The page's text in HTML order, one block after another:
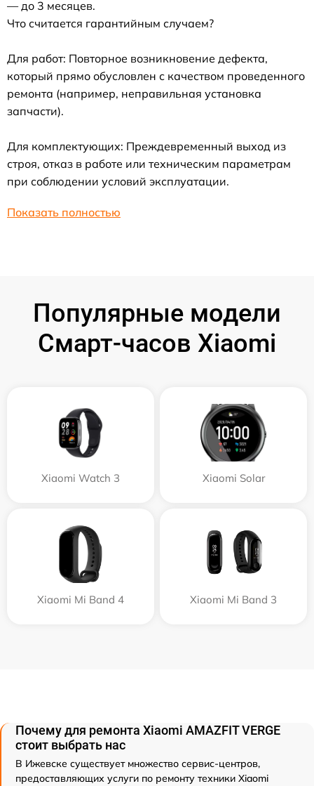
— до 3 месяцев.
Что считается гарантийным случаем?
Для работ: Повторное возникновение дефекта,
который прямо обусловлен с качеством проведенного
ремонта (например, неправильная установка
запчасти).
Для комплектующих: Преждевременный выход из
строя, отказ в работе или техническим параметрам
при соблюдении условий эксплуатации.
Показать полностью
Популярные модели
Смарт-часов Xiaomi
Xiaomi Watch 3 Xiaomi Solar
Xiaomi Mi Band 4 Xiaomi Mi Band 3
Почему для ремонта Xiaomi AMAZFIT VERGE
стоит выбрать нас
В Ижевске существует множество сервис-центров,
предоставляющих услуги по ремонту техники Xiaomi